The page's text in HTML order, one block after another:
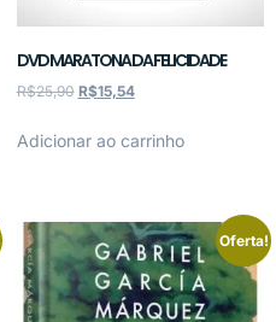
DVD MARATONA DA FELICIDADE
R$25,90 R$15,54
Adicionar ao carrinho
Oferta!